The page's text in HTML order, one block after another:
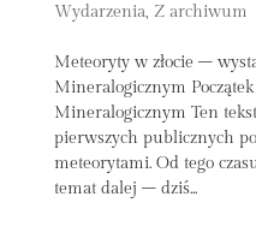
Wydarzenia, Z archiwum
Meteoryty w złocie –
Mineralogicznym
Mineralogicznym Ten
pierwszych publicznych
meteorytami. Od tego
temat dalej – dziś...